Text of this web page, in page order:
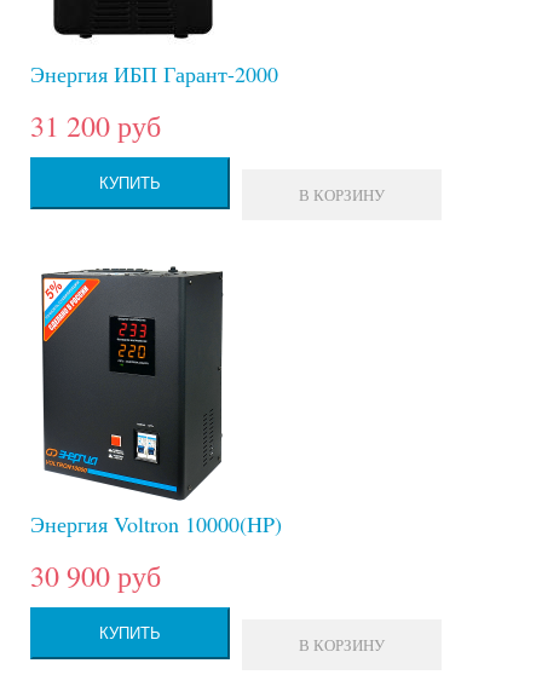
Энергия ИБП Гарант-2000
31 200 руб
КУПИТЬ
В КОРЗИНУ
Энергия Voltron 10000(HP)
30 900 руб
КУПИТЬ
В КОРЗИНУ